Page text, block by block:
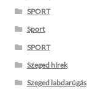
SPORT
Sport
SPORT
Szeged hírek
Szeged labdarúgás